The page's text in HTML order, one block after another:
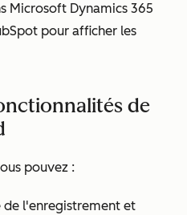
Microsoft Dynamics 365
pour afficher les
de
pouvez :
de l'enregistrement et